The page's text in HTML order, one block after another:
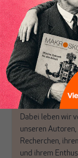
Perspektive und
in Deutschland
MAKROSKOP
das große
haben einen
Geld, Wirtschaft
Politik, den Sie so
woanders nicht
Dabei leben wir
unseren Autoren,
Recherchen,
und ihrem